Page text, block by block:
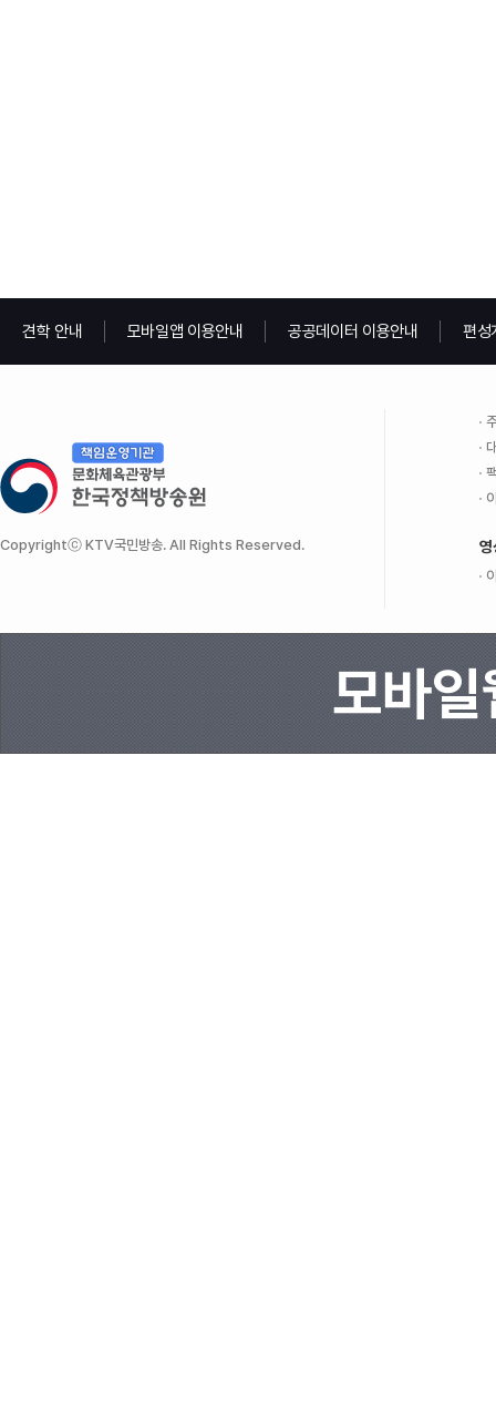
견학 안내 모바일앱 이용안내 공공데이터 이용안내 편성
Copyrightⓒ KTV국민방송. All Rights Reserved. 영
모바